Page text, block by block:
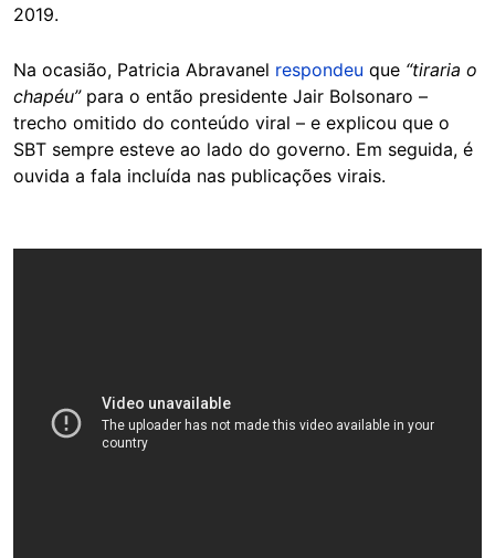
2019.
Na ocasião, Patricia Abravanel respondeu que “tiraria o
chapéu”para o então presidente Jair Bolsonaro –
trecho omitido do conteúdo viral – e explicou que o
SBT sempre esteve ao lado do governo. Em seguida, é
ouvida a fala incluída nas publicações virais.